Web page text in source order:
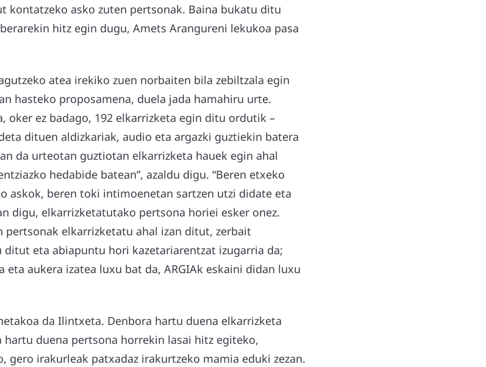
kontatzeko asko zuten pertsonak. Baina bukatu ditu
hitz egin dugu, Amets Arangureni lekukoa pasa
atea irekiko zuen norbaiten bila zebiltzala egin
hasteko proposamena, duela jada hamahiru urte.
oker ez badago, 192 elkarrizketa egin ditu ordutik –
dituen aldizkariak, audio eta argazki guztiekin batera
da urteotan guztiotan elkarrizketa hauek egin ahal
hedabide batean”, azaldu digu. “Beren etxeko
askok, beren toki intimoenetan sartzen utzi didate eta
digu, elkarrizketatutako pertsona horiei esker onez.
pertsonak elkarrizketatu ahal izan ditut, zerbait
eta abiapuntu hori kazetariarentzat izugarria da;
eta aukera izatea luxu bat da, ARGIAk eskaini didan luxu
da Ilintxeta. Denbora hartu duena elkarrizketa
duena pertsona horrekin lasai hitz egiteko,
gero irakurleak patxadaz irakurtzeko mamia eduki zezan.